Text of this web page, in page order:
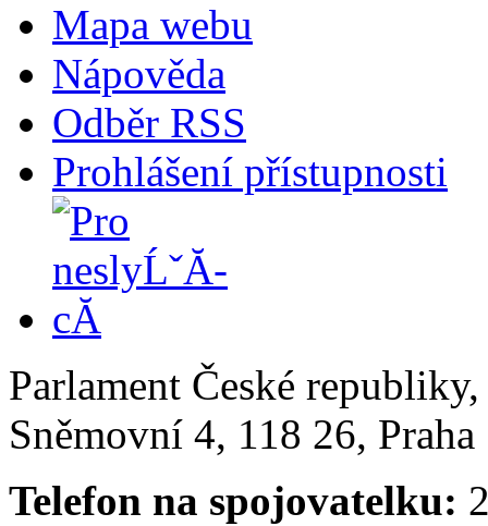
Mapa webu
Nápověda
Odběr RSS
Prohlášení přístupnosti
Parlament České
Sněmovní 4, 118 26,
Telefon na spojovatelku: